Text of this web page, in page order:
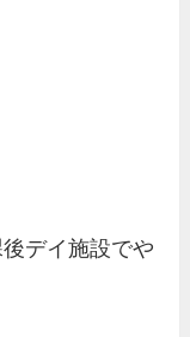
デイ施設でや